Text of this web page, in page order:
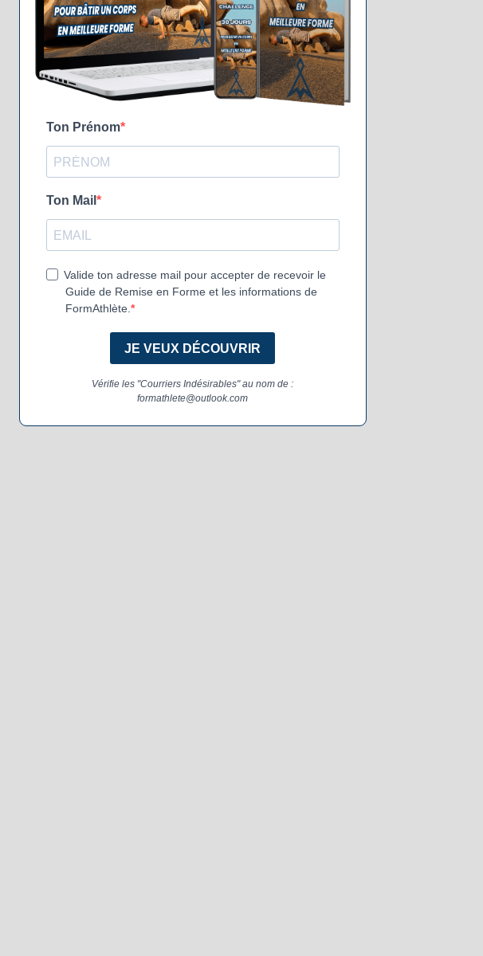
Ton Prénom
Ton Mail
Valide ton adresse mail pour accepter de recevoir le
Guide de Remise en Forme et les informations de
FormAthlète.
JE VEUX DÉCOUVRIR
Vérifie les "Courriers Indésirables" au nom de :
formathlete@outlook.com